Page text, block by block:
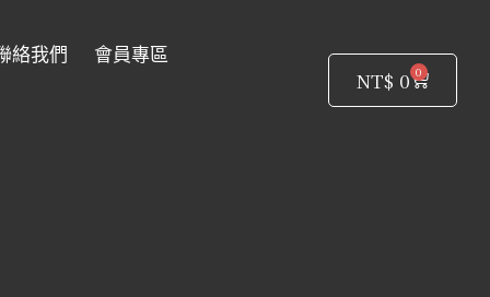
絡我們 會員專區
NT$ 0 0
購
物
籃